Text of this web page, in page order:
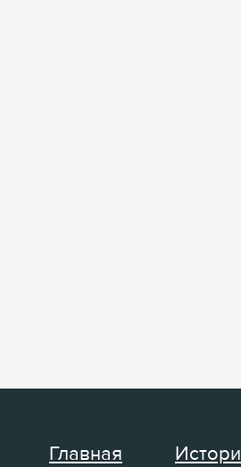
Главная